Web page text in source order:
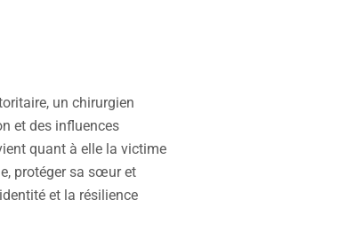
un chirurgien
et des influences
quant à elle la victime
protéger sa sœur et
et la résilience